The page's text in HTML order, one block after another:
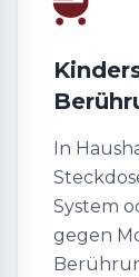
In
System
gegen